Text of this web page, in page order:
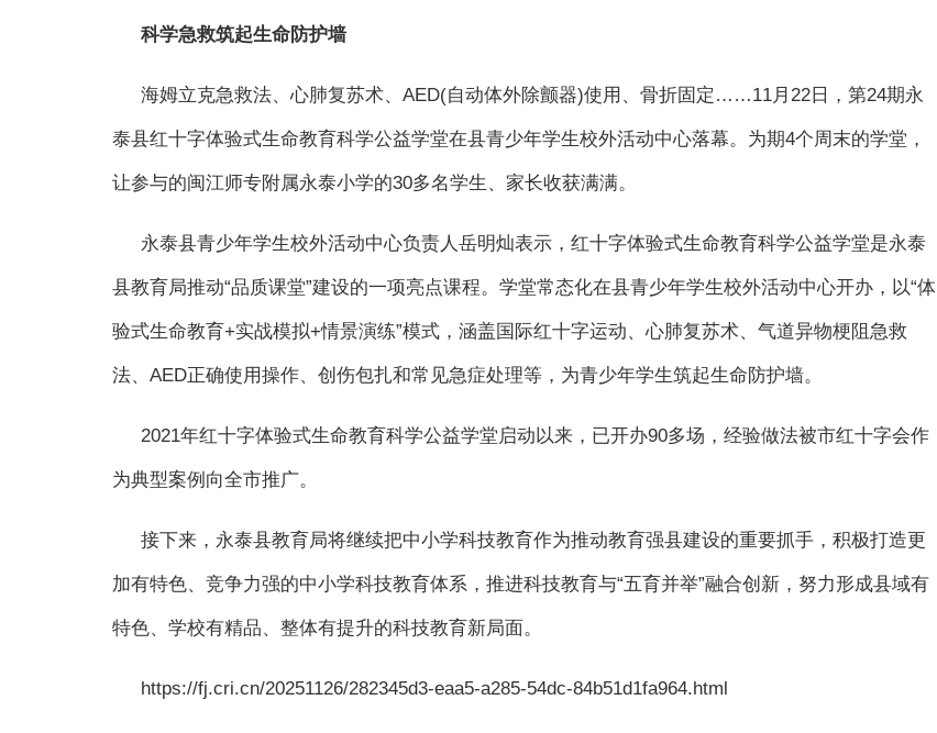
科学急救筑起生命防护墙
海姆立克急救法、心肺复苏术、AED(自动体外除颤器)使用、骨折固定……11月22日，第24期永
泰县红十字体验式生命教育科学公益学堂在县青少年学生校外活动中心落幕。为期4个周末的学堂，
让参与的闽江师专附属永泰小学的30多名学生、家长收获满满。
永泰县青少年学生校外活动中心负责人岳明灿表示，红十字体验式生命教育科学公益学堂是永泰
县教育局推动“品质课堂”建设的一项亮点课程。学堂常态化在县青少年学生校外活动中心开办，以“体
验式生命教育+实战模拟+情景演练”模式，涵盖国际红十字运动、心肺复苏术、气道异物梗阻急救
法、AED正确使用操作、创伤包扎和常见急症处理等，为青少年学生筑起生命防护墙。
2021年红十字体验式生命教育科学公益学堂启动以来，已开办90多场，经验做法被市红十字会作
为典型案例向全市推广。
接下来，永泰县教育局将继续把中小学科技教育作为推动教育强县建设的重要抓手，积极打造更
加有特色、竞争力强的中小学科技教育体系，推进科技教育与“五育并举”融合创新，努力形成县域有
特色、学校有精品、整体有提升的科技教育新局面。
https://fj.cri.cn/20251126/282345d3-eaa5-a285-54dc-84b51d1fa964.html